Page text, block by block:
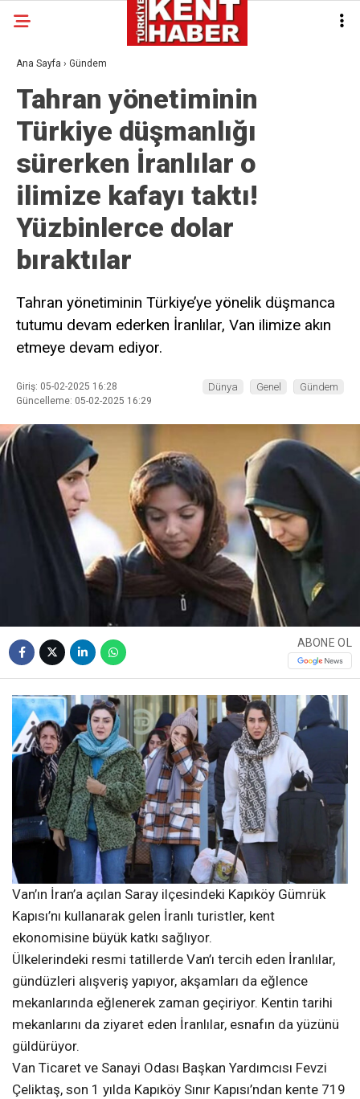
Ana Sayfa › Gündem
Tahran yönetiminin
Türkiye düşmanlığı
sürerken İranlılar o
ilimize kafayı taktı!
Yüzbinlerce dolar
bıraktılar
Tahran yönetiminin Türkiye’ye yönelik düşmanca
tutumu devam ederken İranlılar, Van ilimize akın
etmeye devam ediyor.
Giriş: 05-02-2025 16:28
Güncelleme: 05-02-2025 16:29
Dünya Genel Gündem
ABONE OL
Van’ın İran’a açılan Saray ilçesindeki Kapıköy Gümrük
Kapısı’nı kullanarak gelen İranlı turistler, kent
ekonomisine büyük katkı sağlıyor.
Ülkelerindeki resmi tatillerde Van’ı tercih eden İranlılar,
gündüzleri alışveriş yapıyor, akşamları da eğlence
mekanlarında eğlenerek zaman geçiriyor. Kentin tarihi
mekanlarını da ziyaret eden İranlılar, esnafın da yüzünü
güldürüyor.
Van Ticaret ve Sanayi Odası Başkan Yardımcısı Fevzi
Çeliktaş, son 1 yılda Kapıköy Sınır Kapısı’ndan kente 719